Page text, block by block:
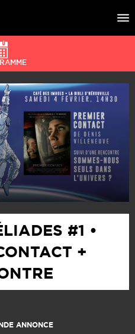
CINÉ
AUX IMAGES
#1 •
+
ANNONCE